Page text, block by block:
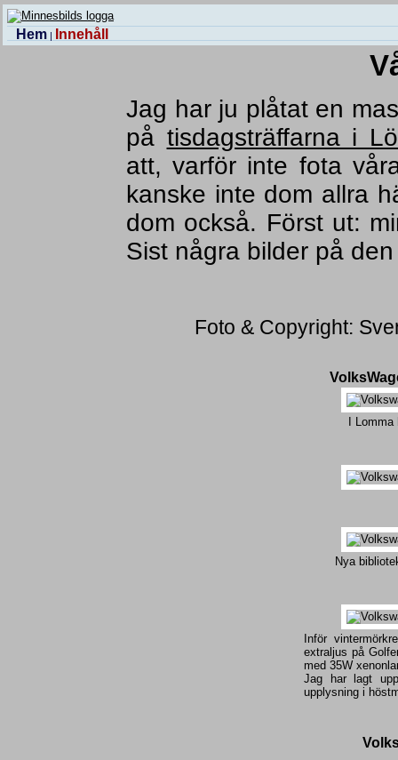
Hem | Innehåll
Jag har ju plåtat en
på tisdagsträffarna i
att, varför inte fota
kanske inte dom allra
dom också. Först ut:
Sist några bilder på
Foto & Copyright:
I
Nya
Inför
extraljus på
med 35W
Jag har lagt
upplysning i